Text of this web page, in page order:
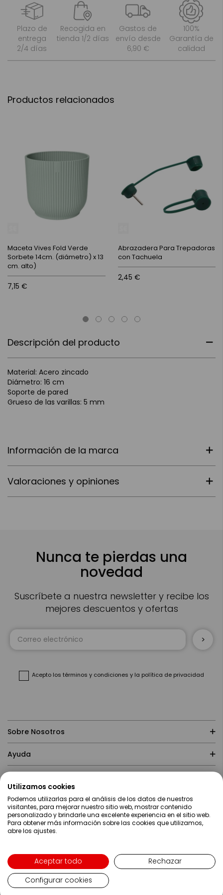
Plazo de
entrega
2/4 días
Recogida en
tienda 1/2 días
Gastos de
envío desde
6,90 €
100%
Garantía de
calidad
Descripción del producto
Material: Acero zincado
Diámetro: 16 cm
Soporte de pared
Grueso de las varillas: 5 mm
Información de la marca
Valoraciones y opiniones
Productos relacionados
Maceta Vives Fold Verde
Sorbete 14cm. (diámetro) x 13
cm. alto)
7,15 €
Abrazadera Para Trepadoras
con Tachuela
2,45 €
Nunca te pierdas una
novedad
Suscríbete a nuestra newsletter y recibe los
mejores descuentos y ofertas
Inscríbase
Acepto los términos y condiciones y la política de privacidad
Sobre Nosotros
Ayuda
Contacto
Copyright ©2019 Servei Estació S.A - Web desarrollada por
Lenguaje
Español
Utilizamos cookies
Podemos utilizarlas para el análisis de los datos de nuestros
visitantes, para mejorar nuestro sitio web, mostrar contenido
personalizado y brindarle una excelente experiencia en el sitio web.
Para obtener más información sobre las cookies que utilizamos,
abre los ajustes.
Aceptar todo
Rechazar
Configurar cookies